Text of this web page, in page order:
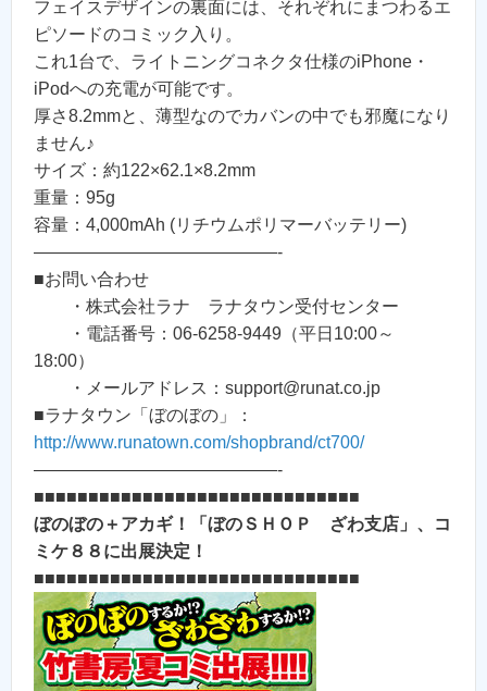
フェイスデザインの裏面には、それぞれにまつわるエ
ピソードのコミック入り。
これ1台で、ライトニングコネクタ仕様のiPhone・
iPodへの充電が可能です。
厚さ8.2mmと、薄型なのでカバンの中でも邪魔になり
ません♪
サイズ：約122×62.1×8.2mm
重量：95g
容量：4,000mAh (リチウムポリマーバッテリー)
——————————————-
■お問い合わせ
・株式会社ラナ ラナタウン受付センター
・電話番号：06-6258-9449（平日10:00～
18:00）
・メールアドレス：support@runat.co.jp
■ラナタウン「ぼのぼの」：
http://www.runatown.com/shopbrand/ct700/
——————————————-
■■■■■■■■■■■■■■■■■■■■■■■■■■■■■■
ぼのぼの＋アカギ！「ぼのＳＨＯＰ ざわ支店」、コ
ミケ８８に出展決定！
■■■■■■■■■■■■■■■■■■■■■■■■■■■■■■